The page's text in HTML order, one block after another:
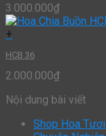
3.000.000₫
+
HCB 36
2.000.000₫
Nội dung bài viết
Shop Hoa